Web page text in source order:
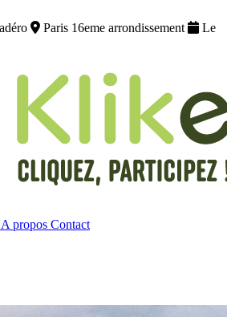
Paris 16eme arrondissement
Le
A propos Contact